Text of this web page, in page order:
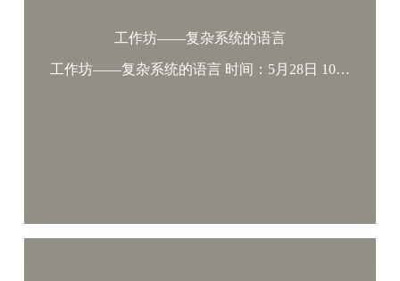
工作坊——复杂系统的语言
工作坊——复杂系统的语言 时间：5月28日 10…